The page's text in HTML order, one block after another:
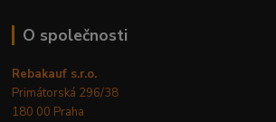
O společnosti
Rebakauf s.r.o.
Primátorská 296/38
180 00 Praha